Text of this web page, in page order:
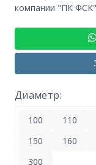
компании "ПК
Диаметр:
100 110
150
160
300